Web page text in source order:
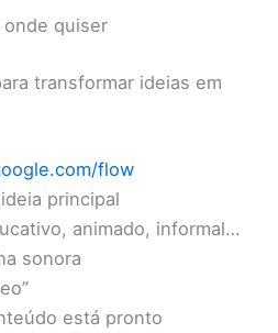
onde quiser
transformar ideias em
flow
principal
animado, informal…
sonora
está pronto